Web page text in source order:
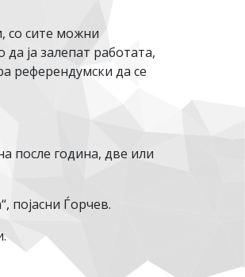
со сите можни
ја залепат работата,
референдумски да се
после година, две или
појасни Ѓорчев.